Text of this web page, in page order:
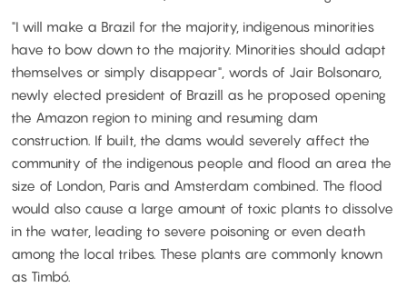
"I will make a Brazil for the majority, indigenous minorities
have to bow down to the majority. Minorities should adapt
themselves or simply disappear", words of Jair Bolsonaro,
newly elected president of Brazill as he proposed opening
the Amazon region to mining and resuming dam
construction. If built, the dams would severely affect the
community of the indigenous people and flood an area the
size of London, Paris and Amsterdam combined. The flood
would also cause a large amount of toxic plants to dissolve
in the water, leading to severe poisoning or even death
among the local tribes. These plants are commonly known
as Timbó.